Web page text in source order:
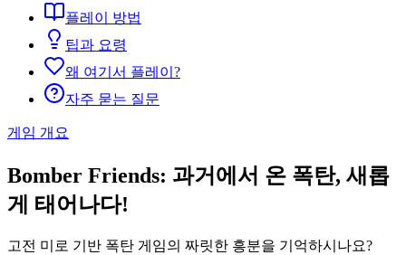
플레이 방법
팁과 요령
왜 여기서 플레이?
자주 묻는 질문
게임 개요
Bomber Friends: 과거에서 온 폭탄, 새롭
게 태어나다!
고전 미로 기반 폭탄 게임의 짜릿한 흥분을 기억하시나요?